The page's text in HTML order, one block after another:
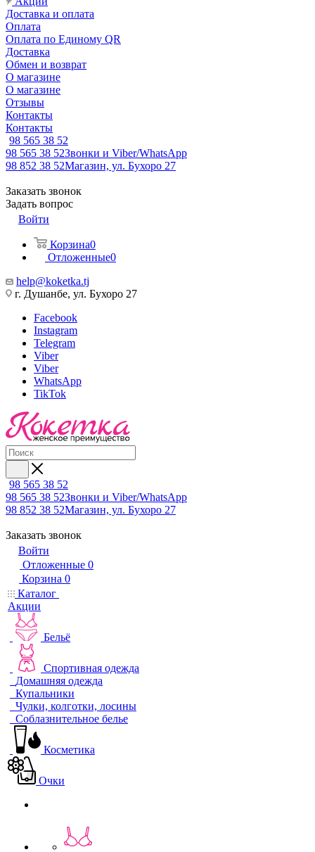
Доставка и оплата
Оплата
Оплата по Единому QR
Доставка
Обмен и возврат
О магазине
О магазине
Отзывы
Контакты
Контакты
98 565 38 52
98 565 38 52Звонки и Viber/WhatsApp
98 852 38 52Магазин, ул. Бухоро 27
Заказать звонок
Задать вопрос
Войти
Корзина0
Отложенные0
help@koketka.tj
г. Душанбе, ул. Бухоро 27
Facebook
Instagram
Telegram
Viber
Viber
WhatsApp
TikTok
98 565 38 52
98 565 38 52Звонки и Viber/WhatsApp
98 852 38 52Магазин, ул. Бухоро 27
Заказать звонок
Войти
Отложенные 0
Корзина 0
Каталог
Акции
Бельё
Спортивная одежда
Домашняя одежда
Купальники
Чулки, колготки, лосины
Соблазнительное белье
Косметика
Очки